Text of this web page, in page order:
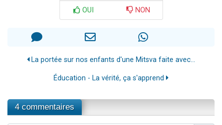
OUI NON
La portée sur nos enfants d'une Mitsva faite avec...
Éducation - La vérité, ça s'apprend
4 commentaires